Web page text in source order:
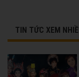
TIN TỨC XEM